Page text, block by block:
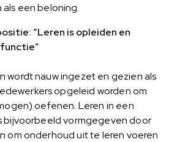
een beloning.
“Leren is opleiden en
wordt nauw ingezet en gezien als
opgeleid worden om
oefenen. Leren in een
bijvoorbeeld vormgegeven door
om onderhoud uit te leren voeren